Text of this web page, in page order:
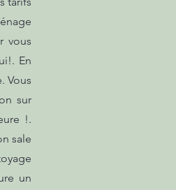
vous
En
Vous
sur
!.
sale
un